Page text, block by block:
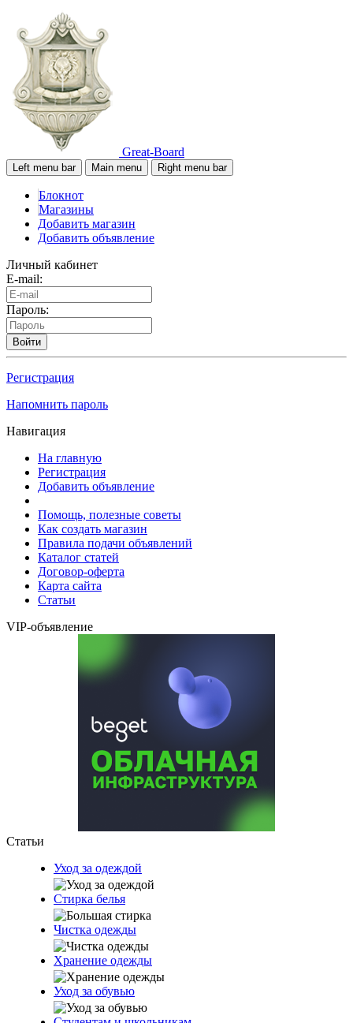
Great-Board
Left menu bar Main menu Right menu bar
Блокнот
Магазины
Добавить магазин
Добавить объявление
Личный кабинет
E-mail:
Пароль:
Войти
Регистрация
Напомнить пароль
Навигация
На главную
Регистрация
Добавить объявление
Помощь, полезные советы
Как создать магазин
Правила подачи объявлений
Каталог статей
Договор-оферта
Карта сайта
Статьи
VIP-объявление
Статьи
Уход за одеждой
Стирка белья
Чистка одежды
Хранение одежды
Уход за обувью